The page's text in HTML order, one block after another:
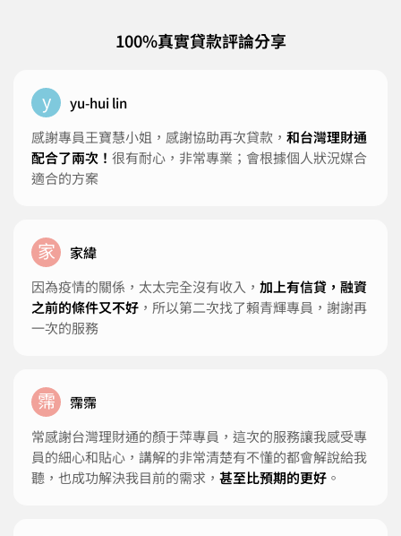
100%真實貸款評論分享
y
yu-hui lin
感謝專員王寶慧小姐，感謝協助再次貸款， 和台灣理財通
配合了兩次！ 很有耐心，非常專業；會根據個人狀況媒合
適合的方案
家
家緯
因為疫情的關係，太太完全沒有收入， 加上有信貸，融資
之前的條件又不好 ，所以第二次找了賴青輝專員，謝謝再
一次的服務
霈
霈霈
常感謝台灣理財通的顏于萍專員，這次的服務讓我感受專
員的細心和貼心，講解的非常清楚有不懂的都會解說給我
聽，也成功解決我目前的需求， 甚至比預期的更好 。